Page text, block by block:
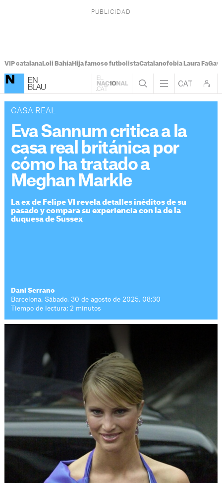
VIP catalanaLoli BahíaHija famoso futbolistaCatalanofobia Laura FaGavi
CASA REAL
Eva Sannum critica a la
casa real británica por
cómo ha tratado a
Meghan Markle
La ex de Felipe VI revela detalles inéditos de su
pasado y compara su experiencia con la de la
duquesa de Sussex
Dani Serrano
Barcelona. Sábado, 30 de agosto de 2025. 08:30
Tiempo de lectura: 2 minutos